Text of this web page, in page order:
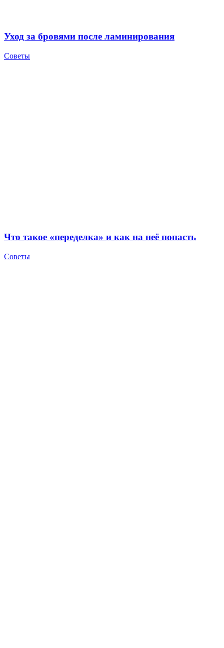
Уход за бровями после ламинирования
Советы
Что такое «переделка» и как на неё попасть
Советы